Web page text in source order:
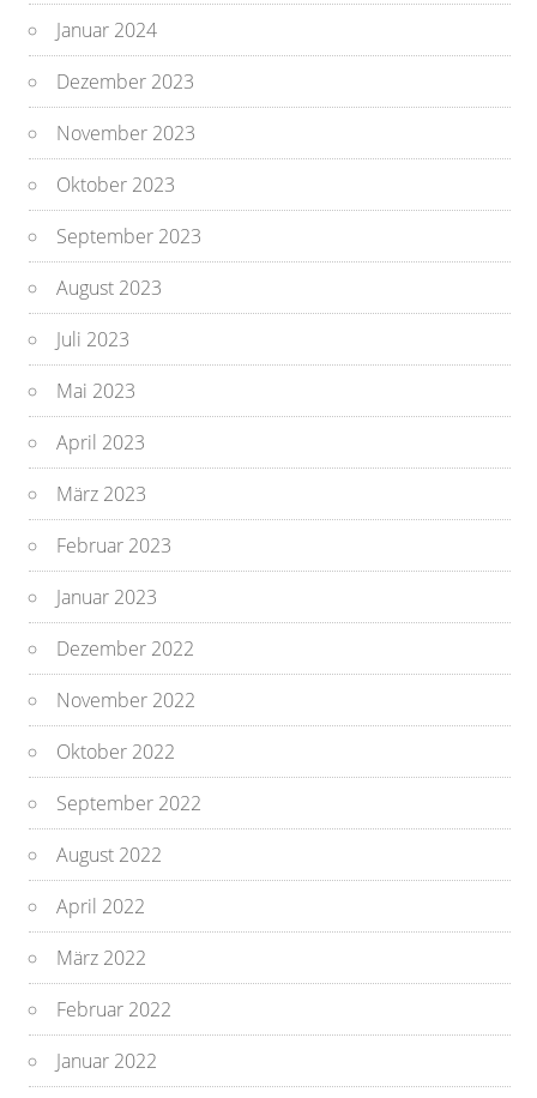
Januar 2024
Dezember 2023
November 2023
Oktober 2023
September 2023
August 2023
Juli 2023
Mai 2023
April 2023
März 2023
Februar 2023
Januar 2023
Dezember 2022
November 2022
Oktober 2022
September 2022
August 2022
April 2022
März 2022
Februar 2022
Januar 2022